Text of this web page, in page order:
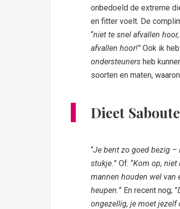
onbedoeld de extreme
en fitter voelt. De
“niet te snel afvallen
afvallen hoor!” Ook ik
ondersteuners heb
soorten en maten,
Dieet
“Je bent zo goed bezig –
stukje.” Of: “Kom op, niet
mannen houden wel van
heupen.” En recent nog; ”
ongezellig, je moet jezelf